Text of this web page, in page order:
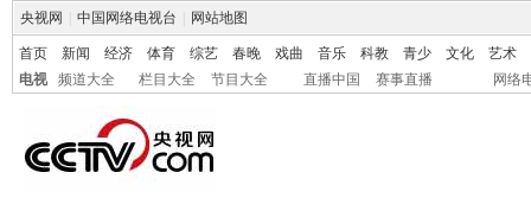
央视网 中国网络电视台 网站地图
首页 新闻 经济 体育 综艺 春晚 戏曲 音乐 科教 青少 文化
艺术
电视
频道大全 栏目大全 节目大全 直播中国 赛事直播 网络